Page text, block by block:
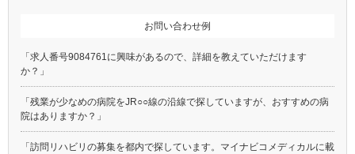
お問い合わせ例
「求人番号9084761に興味があるので、詳細を教えていただけます
か？」
「残業が少なめの病院をJR○○線の沿線で探していますが、おすすめの病
院はありますか？」
「訪問リハビリの募集を都内で探しています。マイナビコメディカルに載